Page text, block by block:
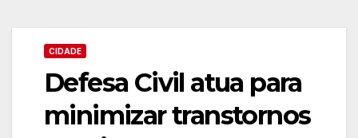
CIDADE
Defesa Civil atua para
minimizar transtornos